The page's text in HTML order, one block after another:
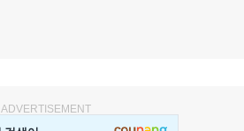
ADVERTISEMENT